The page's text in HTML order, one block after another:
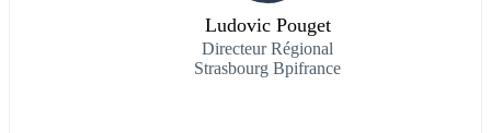
Ludovic Pouget
Directeur Régional
Strasbourg Bpifrance